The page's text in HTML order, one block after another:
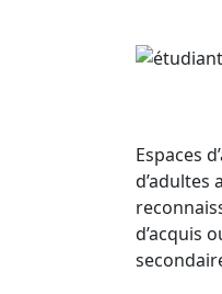
Espaces
d’adultes
d’acquis